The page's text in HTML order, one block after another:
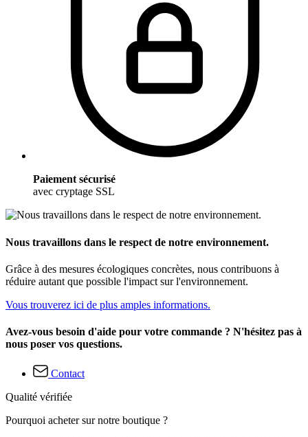
Paiement sécurisé
avec cryptage SSL
Nous travaillons dans le respect de notre environnement.
Grâce à des mesures écologiques concrètes, nous contribuons à
réduire autant que possible l'impact sur l'environnement.
Vous trouverez ici de plus amples informations.
Avez-vous besoin d'aide pour votre commande ? N'hésitez pas à
nous poser vos questions.
Contact
Qualité vérifiée
Pourquoi acheter sur notre boutique ?